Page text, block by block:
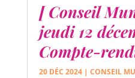
[ Conseil
jeudi 12
Compte-
20 DÉC 2024| CONSEIL